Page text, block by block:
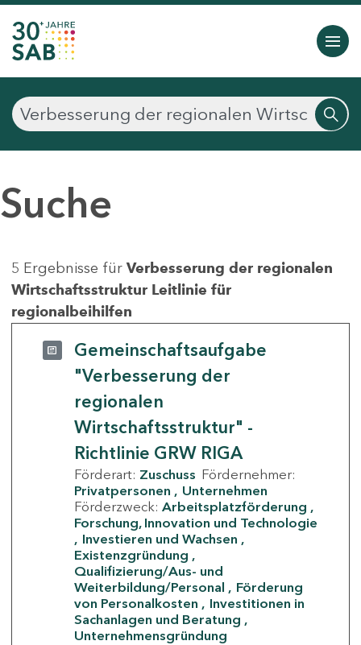
Suche
5 Ergebnisse für Verbesserung der regionalen
Wirtschaftsstruktur Leitlinie für
regionalbeihilfen
Gemeinschaftsaufgabe
"Verbesserung der
regionalen
Wirtschaftsstruktur" -
Richtlinie GRW RIGA
Förderart: Zuschuss Fördernehmer:
Privatpersonen
Unternehmen
Förderzweck: Arbeitsplatzförderung
Forschung, Innovation und Technologie
Investieren und Wachsen
Existenzgründung
Qualifizierung/Aus- und
Weiterbildung/Personal
Förderung
von Personalkosten
Investitionen in
Sachanlagen und Beratung
Unternehmensgründung